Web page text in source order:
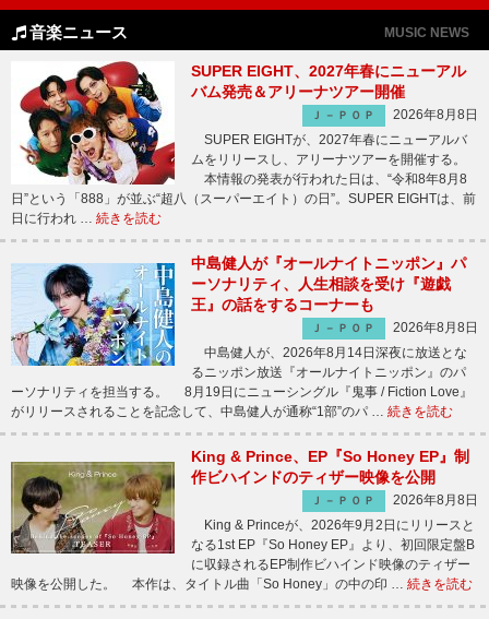
音楽ニュース MUSIC NEWS
SUPER EIGHT、2027年春にニューアル
バム発売＆アリーナツアー開催
Ｊ－ＰＯＰ
2026年8月8日
SUPER EIGHTが、2027年春にニューアルバ
ムをリリースし、アリーナツアーを開催する。
本情報の発表が行われた日は、“令和8年8月8
日”という「888」が並ぶ“超八（スーパーエイト）の日”。SUPER EIGHTは、前
日に行われ … 続きを読む
中島健人が『オールナイトニッポン』パ
ーソナリティ、人生相談を受け『遊戯
王』の話をするコーナーも
Ｊ－ＰＯＰ
2026年8月8日
中島健人が、2026年8月14日深夜に放送とな
るニッポン放送『オールナイトニッポン』のパ
ーソナリティを担当する。 8月19日にニューシングル『鬼事 / Fiction Love』
がリリースされることを記念して、中島健人が通称“1部”のパ … 続きを読む
King & Prince、EP『So Honey EP』制
作ビハインドのティザー映像を公開
Ｊ－ＰＯＰ
2026年8月8日
King & Princeが、2026年9月2日にリリースと
なる1st EP『So Honey EP』より、初回限定盤B
に収録されるEP制作ビハインド映像のティザー
映像を公開した。 本作は、タイトル曲「So Honey」の中の印 … 続きを読む